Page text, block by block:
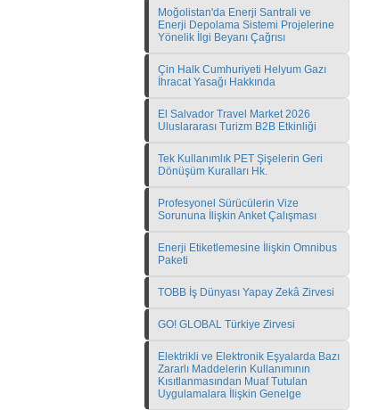
Moğolistan'da Enerji Santrali ve
Enerji Depolama Sistemi Projelerine
Yönelik İlgi Beyanı Çağrısı
Çin Halk Cumhuriyeti Helyum Gazı
İhracat Yasağı Hakkında
El Salvador Travel Market 2026
Uluslararası Turizm B2B Etkinliği
Tek Kullanımlık PET Şişelerin Geri
Dönüşüm Kuralları Hk.
Profesyonel Sürücülerin Vize
Sorununa İlişkin Anket Çalışması
Enerji Etiketlemesine İlişkin Omnibus
Paketi
TOBB İş Dünyası Yapay Zekâ Zirvesi
GO! GLOBAL Türkiye Zirvesi
Elektrikli ve Elektronik Eşyalarda Bazı
Zararlı Maddelerin Kullanımının
Kısıtlanmasından Muaf Tutulan
Uygulamalara İlişkin Genelge